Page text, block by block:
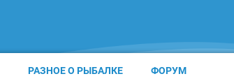
РАЗНОЕ О РЫБАЛКЕ ФОРУМ